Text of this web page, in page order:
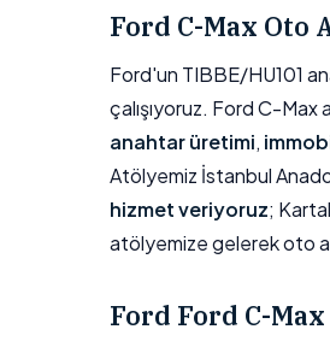
Ford C-Max Oto
Ford'un TIBBE/HU101
çalışıyoruz. Ford C-Max
anahtar üretimi,
Atölyemiz İstanbul
hizmet veriyoruz;
atölyemize gelerek oto
Ford Ford C-